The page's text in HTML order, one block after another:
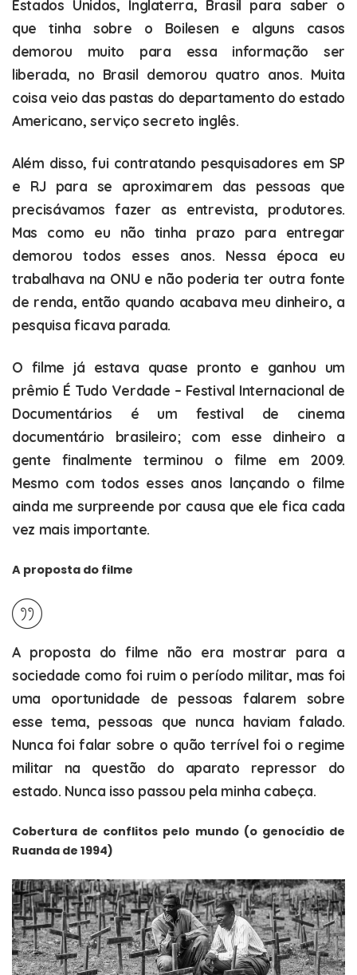
Estados Unidos, Inglaterra, Brasil para saber o
que tinha sobre o Boilesen e alguns casos
demorou muito para essa informação ser
liberada, no Brasil demorou quatro anos. Muita
coisa veio das pastas do departamento do estado
Americano, serviço secreto inglês.
Além disso, fui contratando pesquisadores em SP
e RJ para se aproximarem das pessoas que
precisávamos fazer as entrevista, produtores.
Mas como eu não tinha prazo para entregar
demorou todos esses anos. Nessa época eu
trabalhava na ONU e não poderia ter outra fonte
de renda, então quando acabava meu dinheiro, a
pesquisa ficava parada.
O filme já estava quase pronto e ganhou um
prêmio É Tudo Verdade – Festival Internacional de
Documentários é um festival de cinema
documentário brasileiro; com esse dinheiro a
gente finalmente terminou o filme em 2009.
Mesmo com todos esses anos lançando o filme
ainda me surpreende por causa que ele fica cada
vez mais importante.
A proposta do filme
A proposta do filme não era mostrar para a
sociedade como foi ruim o período militar, mas foi
uma oportunidade de pessoas falarem sobre
esse tema, pessoas que nunca haviam falado.
Nunca foi falar sobre o quão terrível foi o regime
militar na questão do aparato repressor do
estado. Nunca isso passou pela minha cabeça.
Cobertura de conflitos pelo mundo (o genocídio de
Ruanda de 1994)